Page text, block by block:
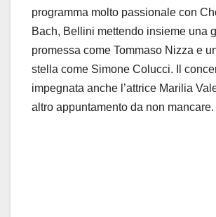
programma molto passionale con
Bach, Bellini mettendo insieme una
promessa come Tommaso Nizza e
stella come Simone Colucci. Il
impegnata anche l’attrice Marilia
altro appuntamento da non mancare.